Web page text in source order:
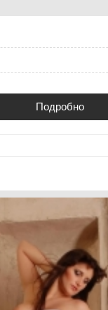
Подробно